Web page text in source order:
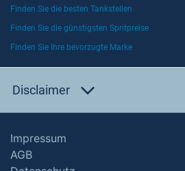
Finden Sie die besten Tankstellen
Finden Sie die günstigsten Spritpreise
Finden Sie Ihre bevorzugte Marke
Disclaimer
Impressum
AGB